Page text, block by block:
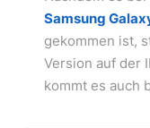
Samsung
gekommen ist,
Version auf der
kommt es auch